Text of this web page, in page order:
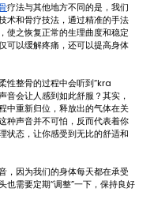
疗法与其他地方不同的是，我们
术和骨疗技法，通过精准的手法
使之恢复正常的生理曲度和稳定
可以缓解疼痛，还可以提高身体
性整骨的过程中会听到“kra
音会让人感到如此舒服？其实，
中重新归位，释放出的气体在关
种声音并不可怕，反而代表着你
状态，让你感受到无比的舒适和
，因为我们的身体每天都在承受
也需要定期“调整”一下，保持良好